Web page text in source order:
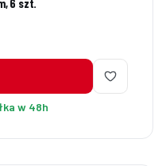
6 szt.
w 48h